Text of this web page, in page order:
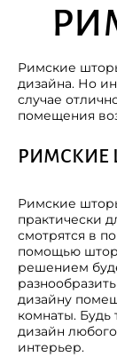
Римские
дизайна. Но
случае
помещения
РИМСКИЕ
Римские
практически
смотрятся в
помощью штор
решением
дизайну
комнаты. Будь
дизайн
интерьер.